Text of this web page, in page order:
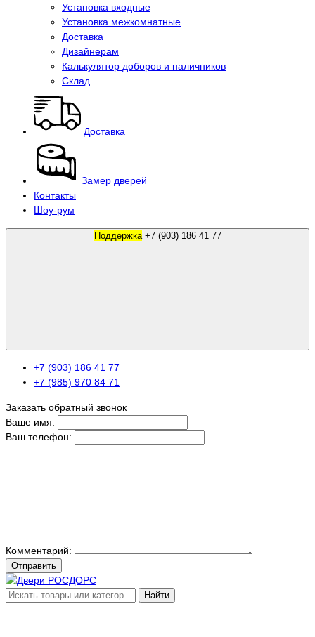
Установка входные
Установка межкомнатные
Доставка
Дизайнерам
Калькулятор доборов и наличников
Склад
Доставка
Замер дверей
Контакты
Шоу-рум
Поддержка +7 (903) 186 41 77
+7 (903) 186 41 77
+7 (985) 970 84 71
Заказать обратный звонок
Ваше имя:
Ваш телефон:
Комментарий:
Отправить
Найти